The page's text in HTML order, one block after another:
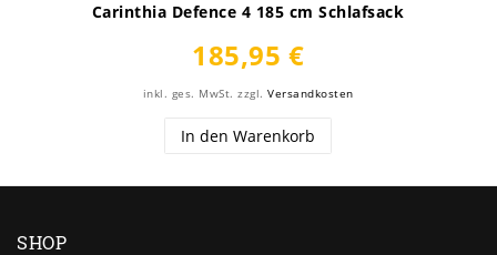
Carinthia Defence 4 185 cm Schlafsack
185,95 €
inkl. ges. MwSt. zzgl.Versandkosten
In den Warenkorb
SHOP